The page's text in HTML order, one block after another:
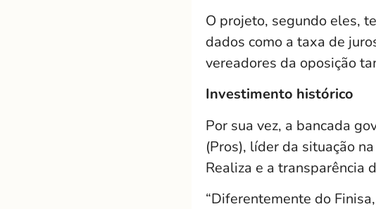
O projeto, segundo eles,
dados como a taxa de
vereadores da oposição
Investimento histórico
Por sua vez, a bancada
(Pros), líder da situação
Realiza e a transparência
“Diferentemente do